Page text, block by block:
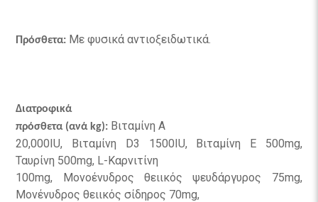
Πρόσθετα: Με φυσικά αντιοξειδωτικά.
Διατροφικά
πρόσθετα (ανά kg): Βιταμίνη Α
20,000IU, Βιταμίνη D3 1500IU, Βιταμίνη Ε 500mg,
Ταυρίνη 500mg, L-Καρνιτίνη
100mg, Μονοένυδρος θειικός ψευδάργυρος 75mg,
Μονένυδρος θειικός σίδηρος 70mg,